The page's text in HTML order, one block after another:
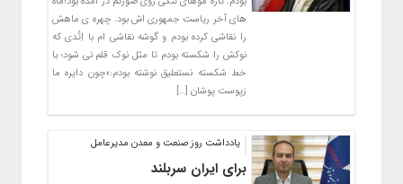
های آخر ریاست جمهوری اش بود. چهره ی ماهش
را نقاشی کرده بودم و گوشه نقاشی ام با اِتُدی که
نوکش را شکسته بودم تا مثل نوک قلم نی شود؛ با
خط شکسته نستعلیق نوشته بودم:«چون دایره ما
زپوست پوشان […]
یادداشت روز صنعت و معدن مدیرعامل
برای ایران سربلند